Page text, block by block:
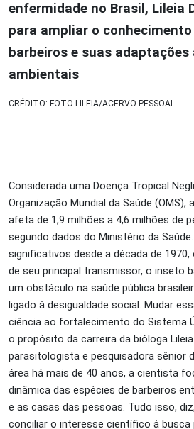
enfermidade no Brasil, Lileia
para ampliar o
barbeiros e suas
ambientais
CRÉDITO: FOTO LILEIA/ACERVO PESSOAL
Considerada uma Doença Tropical
Organização Mundial da Saúde (OMS),
afeta de 1,9 milhões a 4,6 milhões de
segundo dados do Ministério da
significativos desde a década de
de seu principal transmissor, o inseto
um obstáculo na saúde pública
ligado à desigualdade social. Mudar
ciência ao fortalecimento do Sistema
o propósito da carreira da bióloga
parasitologista e pesquisadora sênior
área há mais de 40 anos, a cientista
dinâmica das espécies de barbeiros
e as casas das pessoas. Tudo isso,
conciliar o interesse científico à busca